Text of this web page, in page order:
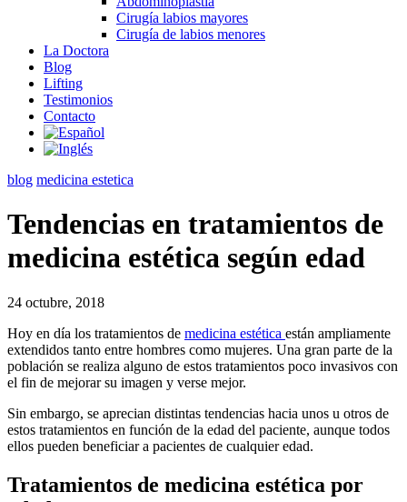
Cirugía labios mayores
Cirugía de labios menores
La Doctora
Blog
Lifting
Testimonios
Contacto
blog medicina estetica
Tendencias en tratamientos de
medicina estética según edad
24 octubre, 2018
Hoy en día los tratamientos de medicina estética están ampliamente
extendidos tanto entre hombres como mujeres. Una gran parte de la
población se realiza alguno de estos tratamientos poco invasivos con
el fin de mejorar su imagen y verse mejor.
Sin embargo, se aprecian distintas tendencias hacia unos u otros de
estos tratamientos en función de la edad del paciente, aunque todos
ellos pueden beneficiar a pacientes de cualquier edad.
Tratamientos de medicina estética por